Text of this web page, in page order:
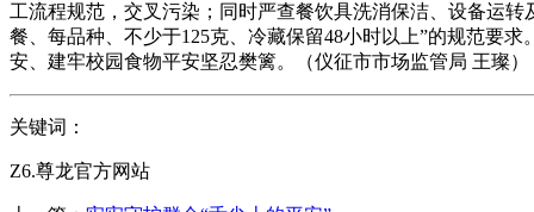
工流程规范，交叉污染；同时严查餐饮具洗消保洁、设备运
餐、每品种、不少于125克、冷藏保留48小时以上”的规范要
安、建牢校园食物平安坚忍樊篱。（仪征市市场监管局 王璨）
关键词：
Z6.尊龙官方网站